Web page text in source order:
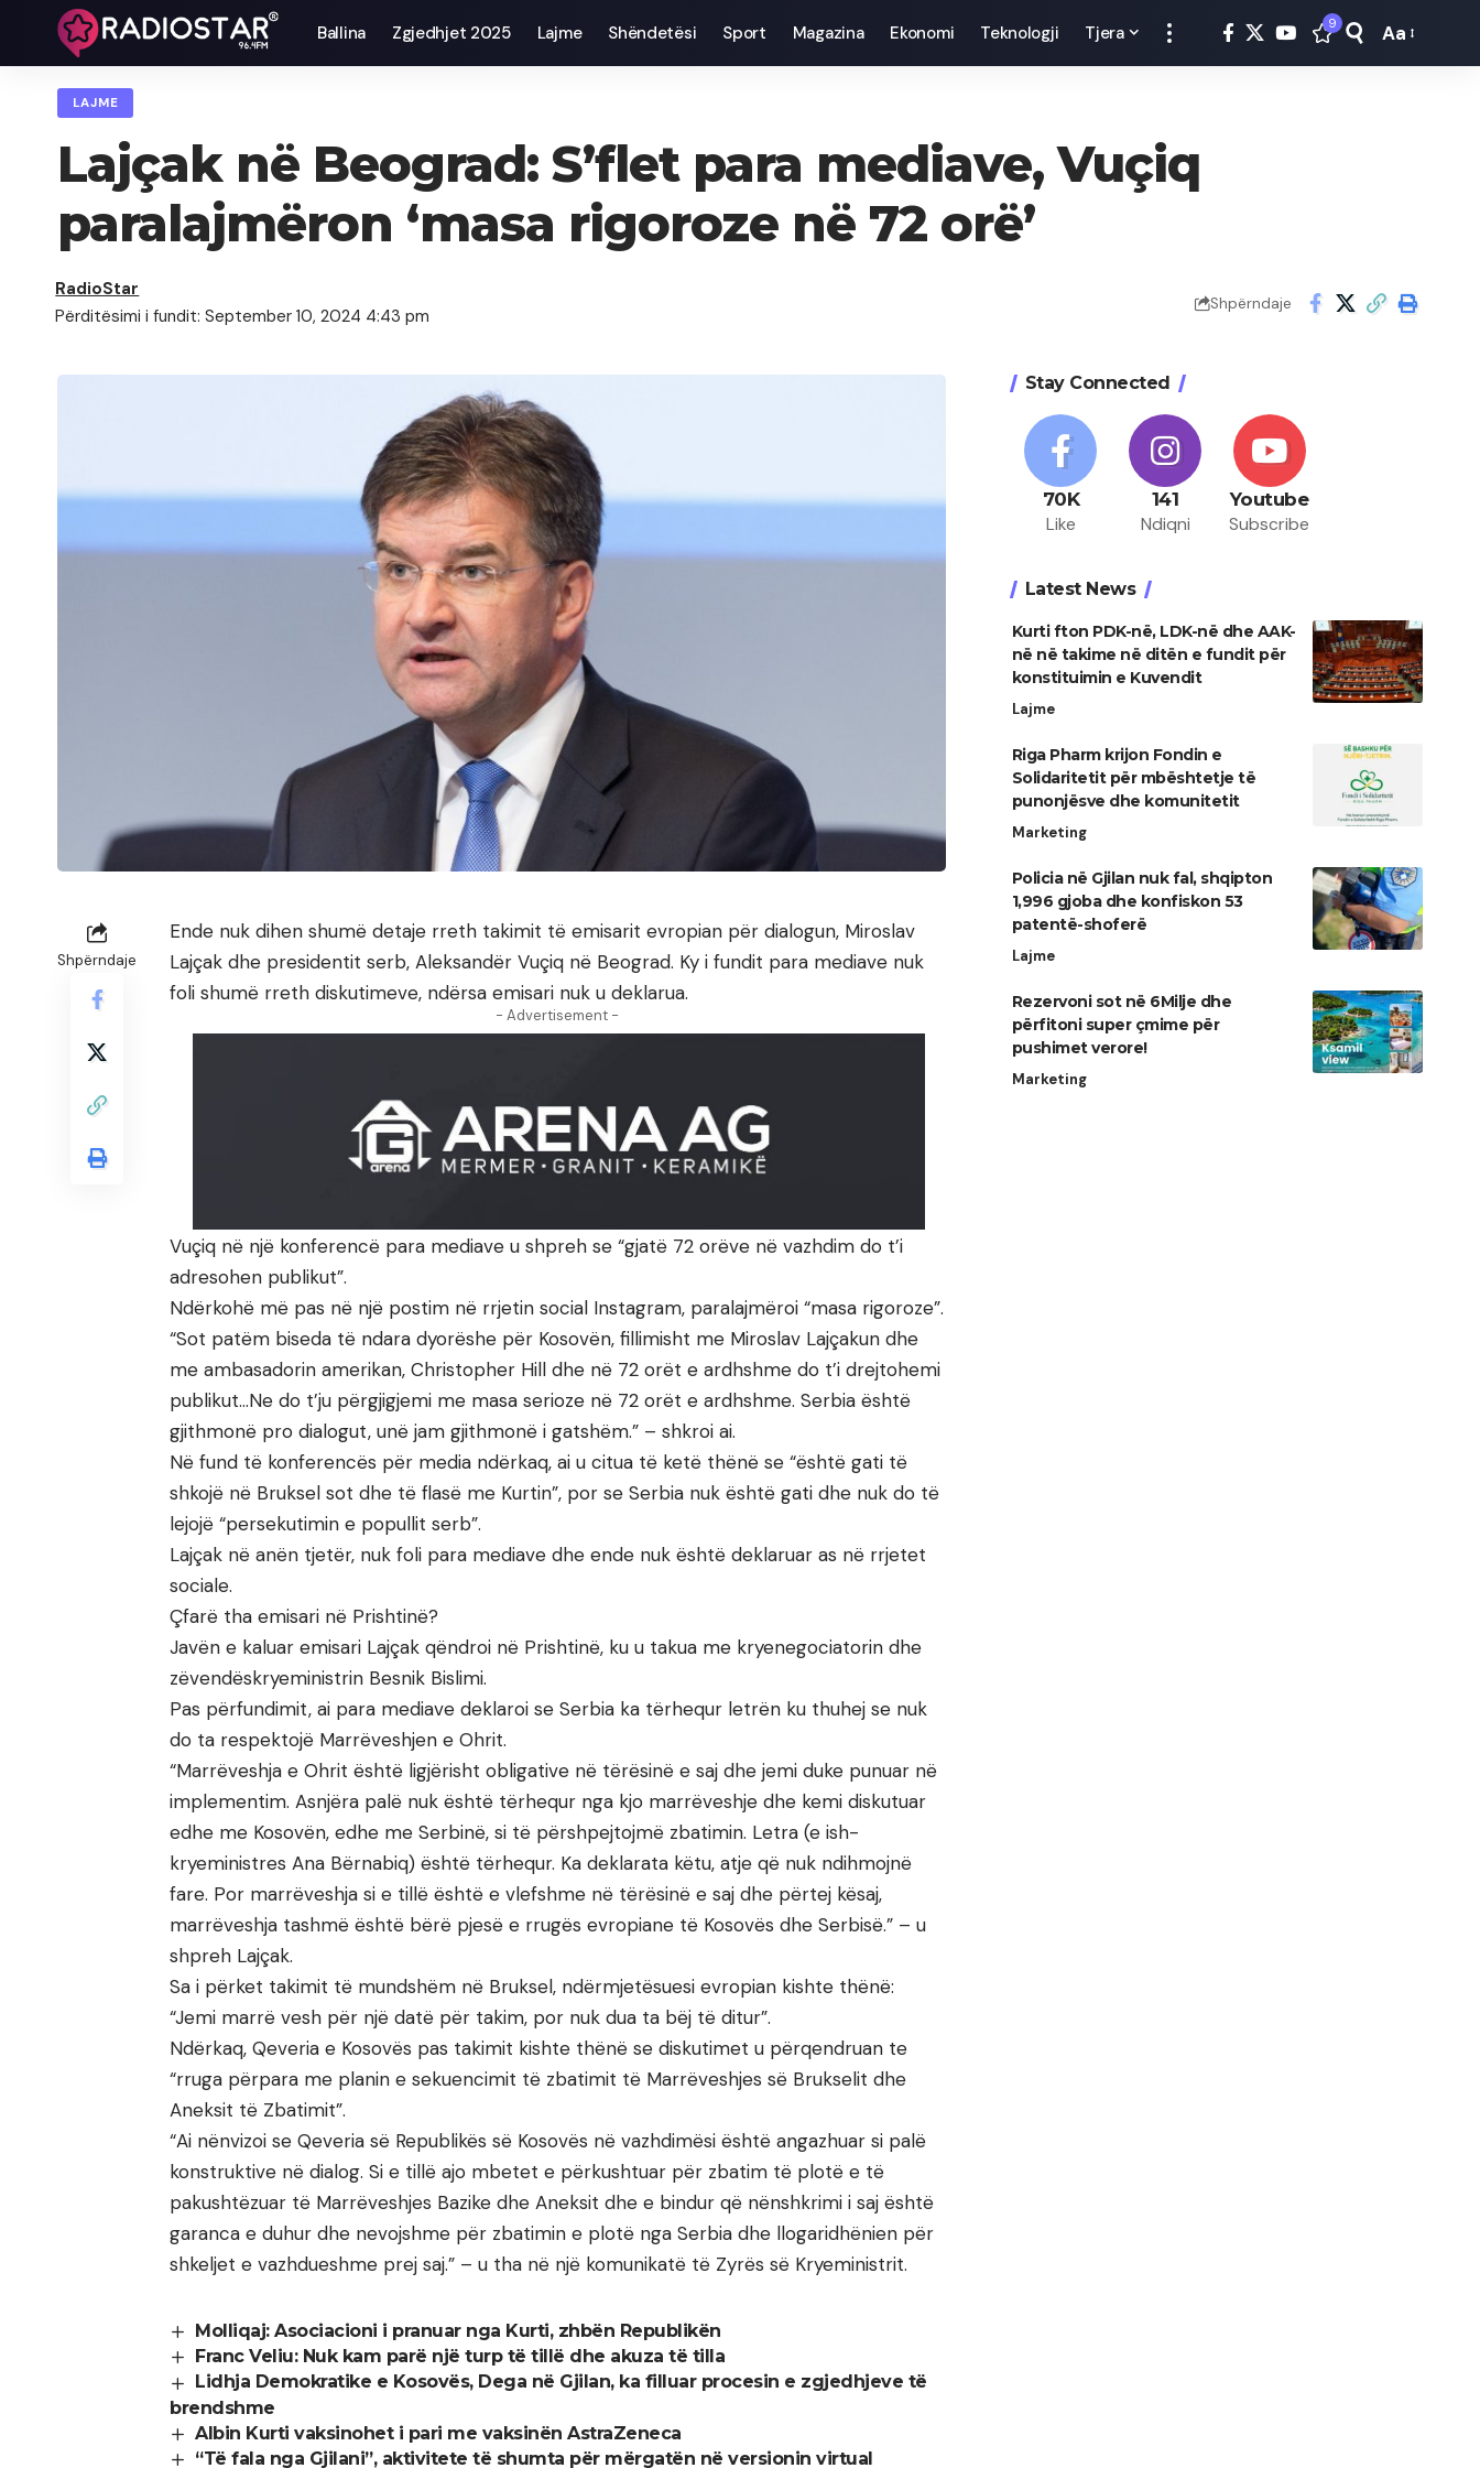
Ballina Zgjedhjet 2025 Lajme Shëndetësi Sport Magazina Ekonomi Teknologji Tjera 9
Font
Aa
LAJME
Lajçak në Beograd: S’flet para mediave, Vuçiq
paralajmëron ‘masa rigoroze në 72 orë’
Përditësimi i fundit: September 10, 2024 4:43 pm
RadioStar
Shpërndaje
Shpërndaje
Ende nuk dihen shumë detaje rreth takimit të emisarit evropian për dialogun, Miroslav
Lajçak dhe presidentit serb, Aleksandër Vuçiq në Beograd. Ky i fundit para mediave nuk
foli shumë rreth diskutimeve, ndërsa emisari nuk u deklarua.
- Advertisement -
Vuçiq në një konferencë para mediave u shpreh se “gjatë 72 orëve në vazhdim do t’i
adresohen publikut”.
Ndërkohë më pas në një postim në rrjetin social Instagram, paralajmëroi “masa rigoroze”.
“Sot patëm biseda të ndara dyorëshe për Kosovën, fillimisht me Miroslav Lajçakun dhe
me ambasadorin amerikan, Christopher Hill dhe në 72 orët e ardhshme do t’i drejtohemi
publikut…Ne do t’ju përgjigjemi me masa serioze në 72 orët e ardhshme. Serbia është
gjithmonë pro dialogut, unë jam gjithmonë i gatshëm.” – shkroi ai.
Në fund të konferencës për media ndërkaq, ai u citua të ketë thënë se “është gati të
shkojë në Bruksel sot dhe të flasë me Kurtin”, por se Serbia nuk është gati dhe nuk do të
lejojë “persekutimin e popullit serb”.
Lajçak në anën tjetër, nuk foli para mediave dhe ende nuk është deklaruar as në rrjetet
sociale.
Çfarë tha emisari në Prishtinë?
Javën e kaluar emisari Lajçak qëndroi në Prishtinë, ku u takua me kryenegociatorin dhe
zëvendëskryeministrin Besnik Bislimi.
Pas përfundimit, ai para mediave deklaroi se Serbia ka tërhequr letrën ku thuhej se nuk
do ta respektojë Marrëveshjen e Ohrit.
“Marrëveshja e Ohrit është ligjërisht obligative në tërësinë e saj dhe jemi duke punuar në
implementim. Asnjëra palë nuk është tërhequr nga kjo marrëveshje dhe kemi diskutuar
edhe me Kosovën, edhe me Serbinë, si të përshpejtojmë zbatimin. Letra (e ish-
kryeministres Ana Bërnabiq) është tërhequr. Ka deklarata këtu, atje që nuk ndihmojnë
fare. Por marrëveshja si e tillë është e vlefshme në tërësinë e saj dhe përtej kësaj,
marrëveshja tashmë është bërë pjesë e rrugës evropiane të Kosovës dhe Serbisë.” – u
shpreh Lajçak.
Sa i përket takimit të mundshëm në Bruksel, ndërmjetësuesi evropian kishte thënë:
“Jemi marrë vesh për një datë për takim, por nuk dua ta bëj të ditur”.
Ndërkaq, Qeveria e Kosovës pas takimit kishte thënë se diskutimet u përqendruan te
“rruga përpara me planin e sekuencimit të zbatimit të Marrëveshjes së Brukselit dhe
Aneksit të Zbatimit”.
“Ai nënvizoi se Qeveria së Republikës së Kosovës në vazhdimësi është angazhuar si palë
konstruktive në dialog. Si e tillë ajo mbetet e përkushtuar për zbatim të plotë e të
pakushtëzuar të Marrëveshjes Bazike dhe Aneksit dhe e bindur që nënshkrimi i saj është
garanca e duhur dhe nevojshme për zbatimin e plotë nga Serbia dhe llogaridhënien për
shkeljet e vazhdueshme prej saj.” – u tha në një komunikatë të Zyrës së Kryeministrit.
Molliqaj: Asociacioni i pranuar nga Kurti, zhbën Republikën
Franc Veliu: Nuk kam parë një turp të tillë dhe akuza të tilla
Lidhja Demokratike e Kosovës, Dega në Gjilan, ka filluar procesin e zgjedhjeve të
brendshme
Albin Kurti vaksinohet i pari me vaksinën AstraZeneca
“Të fala nga Gjilani”, aktivitete të shumta për mërgatën në versionin virtual
Stay Connected
70K
Like
141
Ndiqni
Youtube
Subscribe
Latest News
Kurti fton PDK-në, LDK-në dhe AAK-
në në takime në ditën e fundit për
konstituimin e Kuvendit
Lajme
Riga Pharm krijon Fondin e
Solidaritetit për mbështetje të
punonjësve dhe komunitetit
Marketing
Policia në Gjilan nuk fal, shqipton
1,996 gjoba dhe konfiskon 53
patentë-shoferë
Lajme
Rezervoni sot në 6Milje dhe
përfitoni super çmime për
pushimet verore!
Marketing